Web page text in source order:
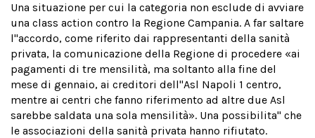
Una situazione per cui la categoria non esclude di avviare
una class action contro la Regione Campania. A far saltare
l''accordo, come riferito dai rappresentanti della sanità
privata, la comunicazione della Regione di procedere «ai
pagamenti di tre mensilità, ma soltanto alla fine del
mese di gennaio, ai creditori dell''Asl Napoli 1 centro,
mentre ai centri che fanno riferimento ad altre due Asl
sarebbe saldata una sola mensilità». Una possibilita'' che
le associazioni della sanità privata hanno rifiutato.